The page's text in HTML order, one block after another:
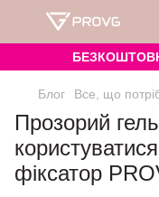
Блог Все, що
Прозорий
фіксатор